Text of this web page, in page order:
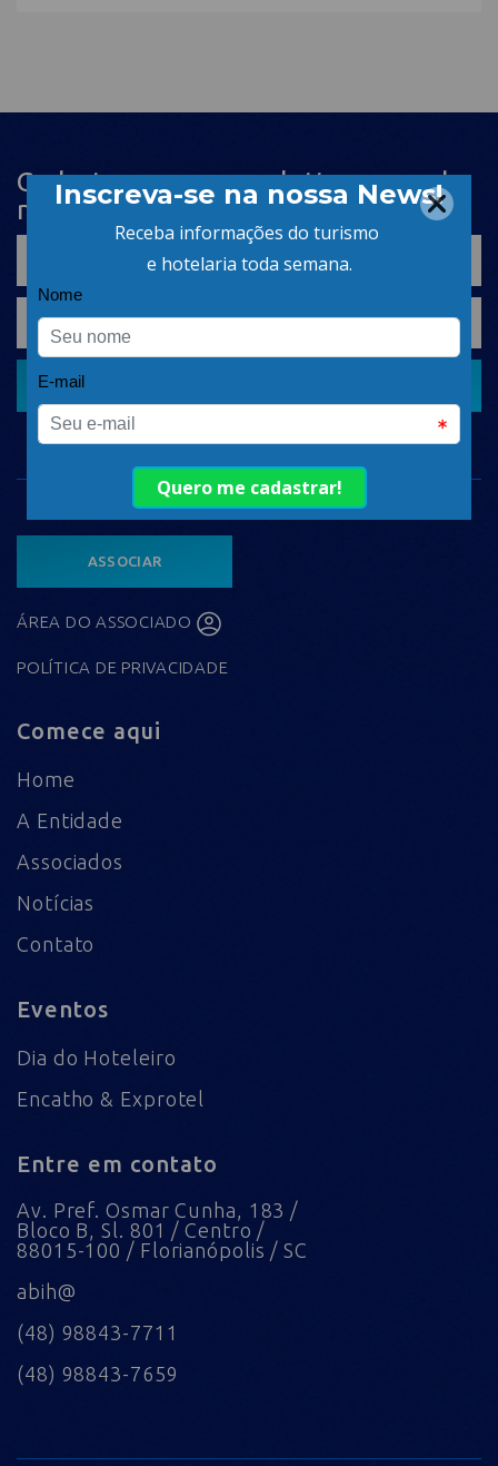
Cadastre-se na newsletter e receba
nosso conteúdo em seu e-mail
ASSOCIAR
ÁREA DO ASSOCIADO
POLÍTICA DE PRIVACIDADE
Comece aqui
Home
A Entidade
Associados
Notícias
Contato
Eventos
Dia do Hoteleiro
Encatho & Exprotel
Entre em contato
Av. Pref. Osmar Cunha, 183 /
Bloco B, Sl. 801 / Centro /
88015-100 / Florianópolis / SC
abih@
(48) 98843-7711
(48) 98843-7659